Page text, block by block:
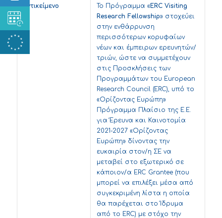
Αντικείμενο Το Πρόγραμμα «ERC Visiting
Research Fellowship» στοχεύει
στην ενθάρρυνση
περισσότερων κορυφαίων
νέων και έμπειρων ερευνητών/
τριών, ώστε να συμμετέχουν
στις Προσκλήσεις των
Προγραμμάτων του European
Research Council (ERC), υπό το
«Ορίζοντας Ευρώπη»
Πρόγραμμα Πλαίσιο της Ε.Ε.
για Έρευνα και Καινοτομία
2021-2027 «Ορίζοντας
Ευρώπη» δίνοντας την
ευκαιρία στον/η ΣΕ να
μεταβεί στο εξωτερικό σε
κάποιον/α ERC Grantee (που
μπορεί να επιλέξει μέσα από
συγκεκριμένη λίστα η οποία
θα παρέχεται στο Ίδρυμα
από το ERC) με στόχο την